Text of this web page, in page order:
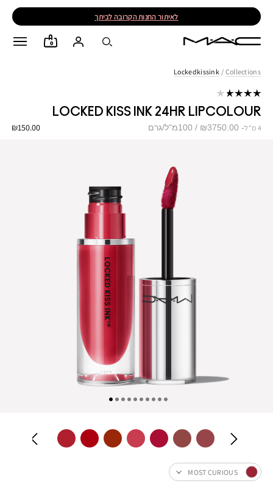
לאיתור החנות הקרובה לביתך
0
Collections
/
Lockedkissink
LOCKED KISS INK 24HR LIPCOLOUR
₪150.00 4 מ"ל ₪3750.00 / 100מ"ל/גרם
MOST CURIOUS